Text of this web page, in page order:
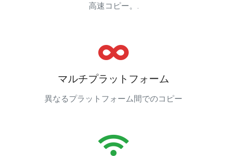
高速コピー。.
マルチプラットフォーム
異なるプラットフォーム間でのコピー